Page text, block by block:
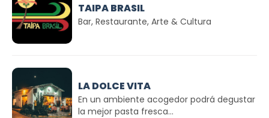
TAIPA BRASIL
Bar, Restaurante, Arte & Cultura
LA DOLCE VITA
En un ambiente acogedor podrá degustar
la mejor pasta fresca...